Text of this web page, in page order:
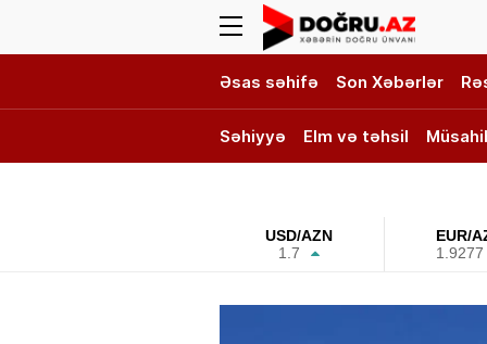
Əsas səhifə Son Xəbərlər
Səhiyyə Elm və təhsil
USD/AZN
1.7
EUR/
1.9277